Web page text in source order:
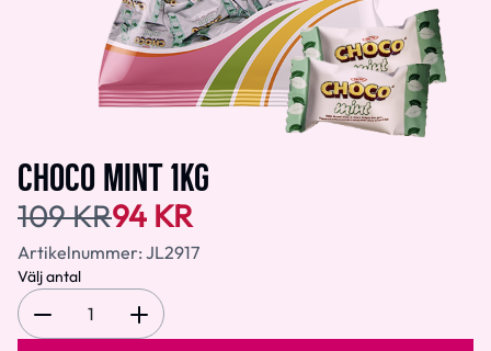
CHOCO MINT 1KG
109 KR94 KR
Artikelnummer: JL2917
Välj antal
1